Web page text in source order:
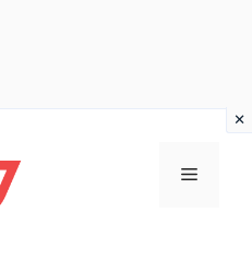
Menu